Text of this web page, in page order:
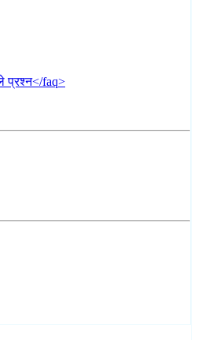
प्रश्न</faq>